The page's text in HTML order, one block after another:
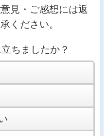
見・ご感想には返
ください。
ちましたか？